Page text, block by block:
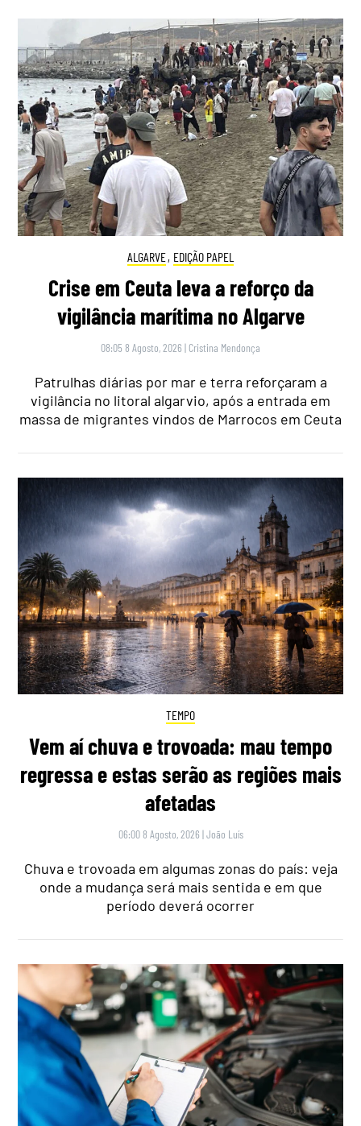
ALGARVE, EDIÇÃO PAPEL
Crise em Ceuta leva a reforço da
vigilância marítima no Algarve
08:05 8 Agosto, 2026 | Cristina Mendonça
Patrulhas diárias por mar e terra reforçaram a
vigilância no litoral algarvio, após a entrada em
massa de migrantes vindos de Marrocos em Ceuta
TEMPO
Vem aí chuva e trovoada: mau tempo
regressa e estas serão as regiões mais
afetadas
06:00 8 Agosto, 2026 |João Luís
Chuva e trovoada em algumas zonas do país: veja
onde a mudança será mais sentida e em que
período deverá ocorrer